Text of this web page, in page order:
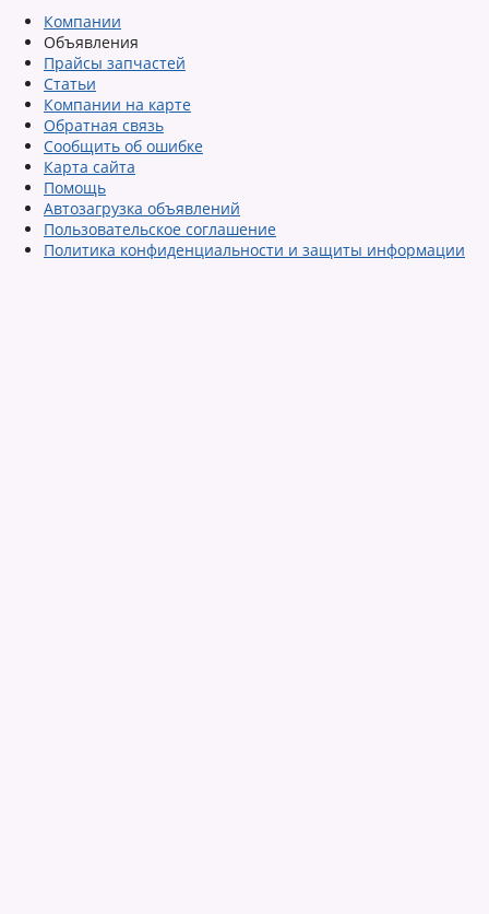
Компании
Объявления
Прайсы запчастей
Статьи
Компании на карте
Обратная связь
Сообщить об ошибке
Карта сайта
Помощь
Автозагрузка объявлений
Пользовательское соглашение
Политика конфиденциальности и защиты информации